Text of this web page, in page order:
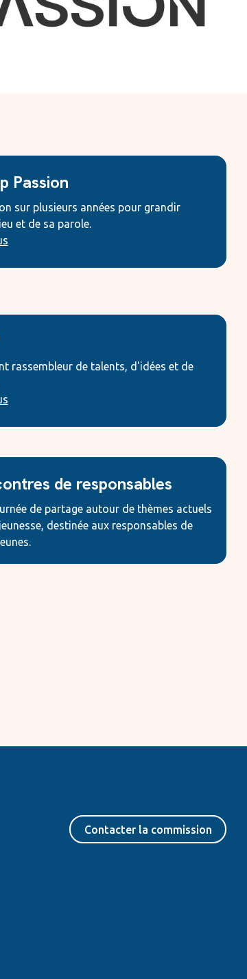
Passion
sur plusieurs années pour grandir
et de sa parole.
rassembleur de talents, d'idées et de
de responsables
de partage autour de thèmes actuels
destinée aux responsables de
Contacter la commission